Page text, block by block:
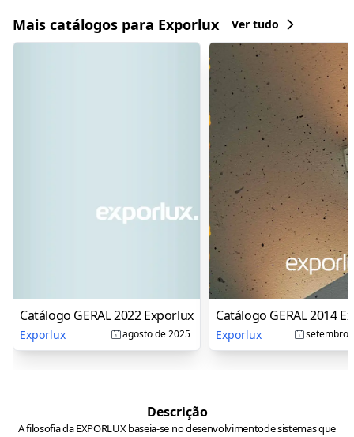
Mais catálogos para Exporlux Ver tudo
Catálogo GERAL 2022 Exporlux
Exporlux agosto de 2025
Catálogo GERAL 2014
Exporlux setembro
Descrição
A filosofia da EXPORLUX baseia-se no desenvolvimentode sistemas que